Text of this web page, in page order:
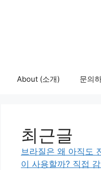
About (소개) 문의
최근글
브라질은 왜 아직도
이 사용할까? 직접